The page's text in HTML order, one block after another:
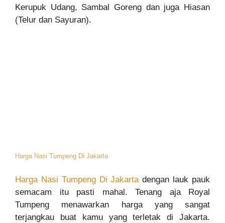
Kerupuk Udang, Sambal Goreng dan juga Hiasan
(Telur dan Sayuran).
Harga Nasi Tumpeng Di Jakarta
Harga Nasi Tumpeng Di Jakartadengan lauk pauk
semacam itu pasti mahal. Tenang aja Royal
Tumpeng menawarkan harga yang sangat
terjangkau buat kamu yang terletak di Jakarta.